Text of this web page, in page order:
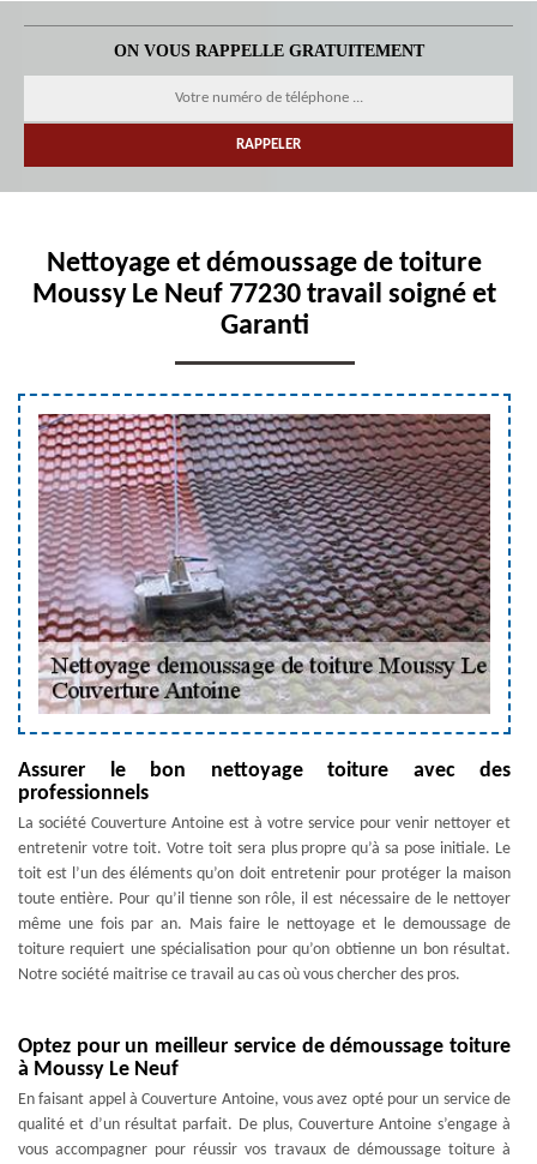
ON VOUS RAPPELLE GRATUITEMENT
Nettoyage et démoussage de toiture
Moussy Le Neuf 77230 travail soigné et
Garanti
Assurer le bon nettoyage toiture avec des
professionnels
La société Couverture Antoine est à votre service pour venir nettoyer et
entretenir votre toit. Votre toit sera plus propre qu’à sa pose initiale. Le
toit est l’un des éléments qu’on doit entretenir pour protéger la maison
toute entière. Pour qu’il tienne son rôle, il est nécessaire de le nettoyer
même une fois par an. Mais faire le nettoyage et le demoussage de
toiture requiert une spécialisation pour qu’on obtienne un bon résultat.
Notre société maitrise ce travail au cas où vous chercher des pros.
Optez pour un meilleur service de démoussage toiture
à Moussy Le Neuf
En faisant appel à Couverture Antoine, vous avez opté pour un service de
qualité et d’un résultat parfait. De plus, Couverture Antoine s’engage à
vous accompagner pour réussir vos travaux de démoussage toiture à